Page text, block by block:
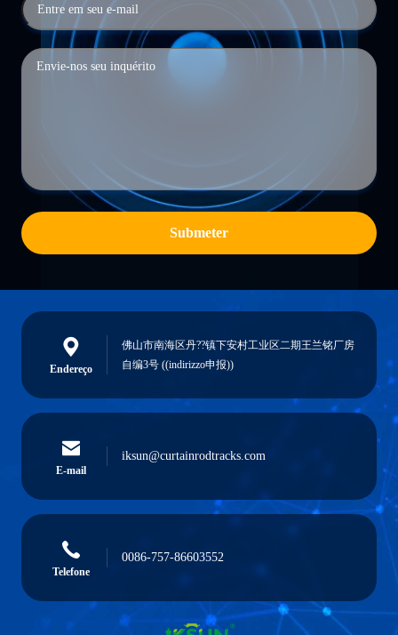
Submeter
Endereço
佛山市南海区丹??镇下安村工业区二期王兰铭厂房
自编3号 ((indirizzo申报))
E-mail
iksun@curtainrodtracks.com
Telefone
0086-757-86603552